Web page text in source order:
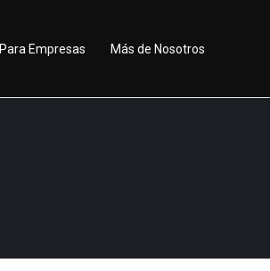
Para Empresas Más de Nosotros